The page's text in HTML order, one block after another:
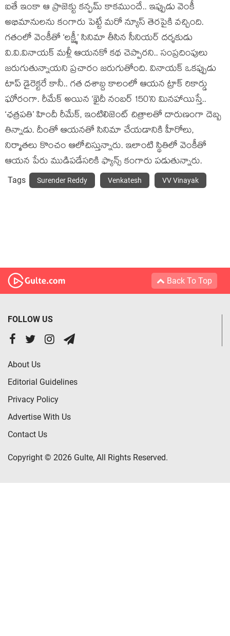
ఐతే ఇంకా ఆ ప్రాజెక్టు కన్ఫమ్ కాకముందే.. ఇప్పుడు వెంకీ
అభిమానులను కంగారు పెట్టే మరో న్యూస్ తెరపైకి వచ్చింది.
గతంలో వెంకీతో ‘లక్ష్మీ’ సినిమా తీసిన సీనియర్ దర్శకుడు
వి.వి.వినాయక్ మళ్లీ ఆయనకో కథ చెప్పారని.. సంప్రదింపులు
జరుగుతున్నాయని ప్రచారం జరుగుతోంది. వినాయక్ ఒకప్పుడు
టాప్ డైరెక్టరే కానీ.. గత దశాబ్ద కాలంలో ఆయన ట్రాక్ రికార్డు
ఘోరంగా. రీమేక్ అయిన ‘ఖైదీ నంబర్ 150’ని మినహాయిస్తే..
‘ఛత్రపతి’ హిందీ రీమేక్, ఇంటిలిజెంట్ చిత్రాలతో దారుణంగా దెబ్బ
తిన్నాడు. దీంతో ఆయనతో సినిమా చేయడానికి హీరోలు,
నిర్మాతలు కొంచం ఆలోచిస్తున్నారు. ఇలాంటి స్థితిలో వెంకీతో
ఆయన పేరు ముడిపడేసరికి ఫ్యాన్స్ కంగారు పడుతున్నారు.
Tags Surender Reddy Venkatesh VV Vinayak
Back To Top
FOLLOW US
About Us
Editorial Guidelines
Privacy Policy
Advertise With Us
Contact Us
Copyright © 2026 Gulte, All Rights Reserved.